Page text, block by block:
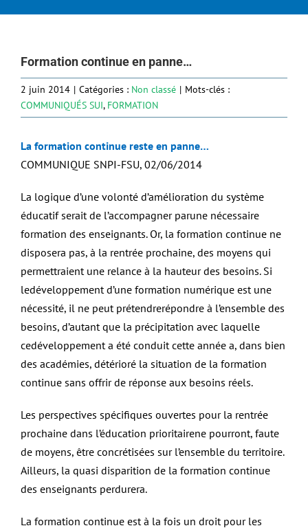
Formation continue en panne…
2 juin 2014 | Catégories : Non classé | Mots-clés :
COMMUNIQUÉS SUI, FORMATION
La formation continue reste en panne…
COMMUNIQUE SNPI-FSU, 02/06/2014
La logique d’une volonté d’amélioration du système
éducatif serait de l’accompagner parune nécessaire
formation des enseignants. Or, la formation continue ne
disposera pas, à la rentrée prochaine, des moyens qui
permettraient une relance à la hauteur des besoins. Si
ledéveloppement d’une formation numérique est une
nécessité, il ne peut prétendrerépondre à l’ensemble des
besoins, d’autant que la précipitation avec laquelle
cedéveloppement a été conduit cette année a, dans bien
des académies, détérioré la situation de la formation
continue sans offrir de réponse aux besoins réels.
Les perspectives spécifiques ouvertes pour la rentrée
prochaine dans l’éducation prioritairene pourront, faute
de moyens, être concrétisées sur l’ensemble du territoire.
Ailleurs, la quasi disparition de la formation continue
des enseignants perdurera.
La formation continue est à la fois un droit pour les